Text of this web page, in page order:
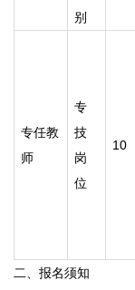
别
专任教
师
专
技
岗
位
10
二、报名须知